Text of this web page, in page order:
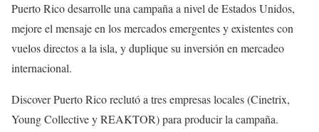
Puerto Rico desarrolle una campaña a nivel de Estados Unidos,
mejore el mensaje en los mercados emergentes y existentes con
vuelos directos a la isla, y duplique su inversión en mercadeo
internacional.
Discover Puerto Rico reclutó a tres empresas locales (Cinetrix,
Young Collective y REAKTOR) para producir la campaña.